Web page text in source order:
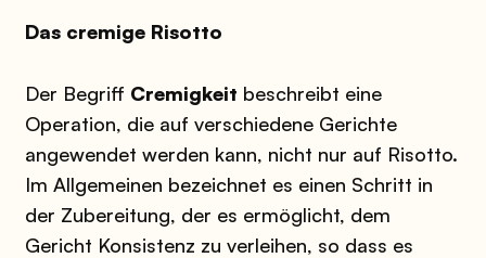
Das cremige Risotto
Der Begriff Cremigkeit beschreibt eine
Operation, die auf verschiedene Gerichte
angewendet werden kann, nicht nur auf Risotto.
Im Allgemeinen bezeichnet es einen Schritt in
der Zubereitung, der es ermöglicht, dem
Gericht Konsistenz zu verleihen, so dass es